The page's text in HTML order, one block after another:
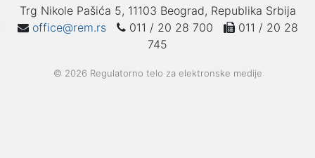
Trg Nikole Pašića 5, 11103 Beograd, Republika Srbija
office@rem.rs
011 / 20 28 700
011 / 20 28
745
© 2026 Regulatorno telo za elektronske medije